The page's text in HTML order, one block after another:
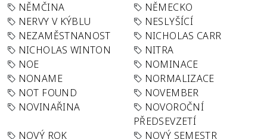
NĚMČINA
NĚMECKO
NERVY V KÝBLU
NESLYŠÍCÍ
NEZAMĚSTNANOST
NICHOLAS CARR
NICHOLAS WINTON
NITRA
NOE
NOMINACE
NONAME
NORMALIZACE
NOT FOUND
NOVEMBER
NOVINAŘINA
NOVOROČNÍ
PŘEDSEVZETÍ
NOVÝ ROK
NOVÝ SEMESTR